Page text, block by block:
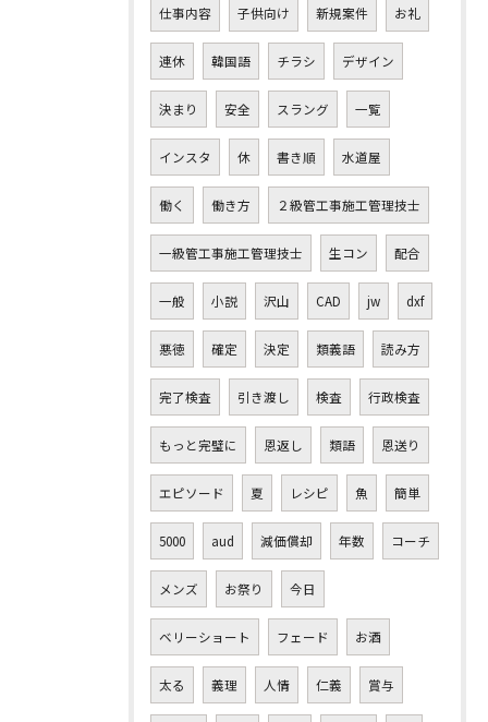
仕事内容 子供向け 新規案件 お礼
連休 韓国語 チラシ デザイン
決まり 安全 スラング 一覧
インスタ 休 書き順 水道屋
働く 働き方 ２級管工事施工管理技士
一級管工事施工管理技士 生コン 配合
一般 小説 沢山 CAD jw dxf
悪徳 確定 決定 類義語 読み方
完了検査 引き渡し 検査 行政検査
もっと完璧に 恩返し 類語 恩送り
エピソード 夏 レシピ 魚 簡単
5000 aud 減価償却 年数 コーチ
メンズ お祭り 今日
ベリーショート フェード お酒
太る 義理 人情 仁義 賞与